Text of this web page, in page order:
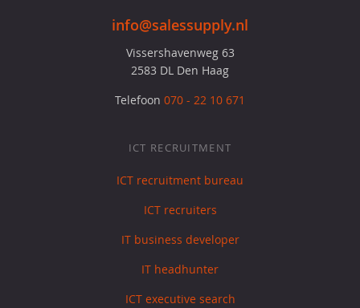
info@salessupply.nl
Vissershavenweg 63
2583 DL Den Haag
Telefoon 070 - 22 10 671
ICT RECRUITMENT
ICT recruitment bureau
ICT recruiters
IT business developer
IT headhunter
ICT executive search